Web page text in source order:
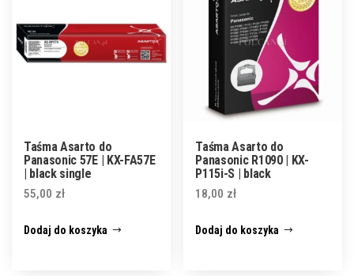
Taśma Asarto do
Panasonic 57E | KX-FA57E
| black single
55,00 zł
Dodaj do koszyka
Taśma Asarto do
Panasonic R1090 | KX-
P115i-S | black
18,00 zł
Dodaj do koszyka